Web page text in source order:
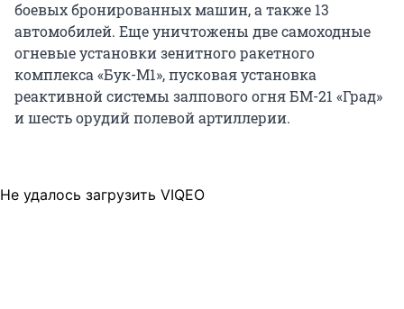
боевых бронированных машин, а также 13
автомобилей. Еще уничтожены две самоходные
огневые установки зенитного ракетного
комплекса «Бук-М1», пусковая установка
реактивной системы залпового огня БМ-21 «Град»
и шесть орудий полевой артиллерии.
Не удалось загрузить VIQEO